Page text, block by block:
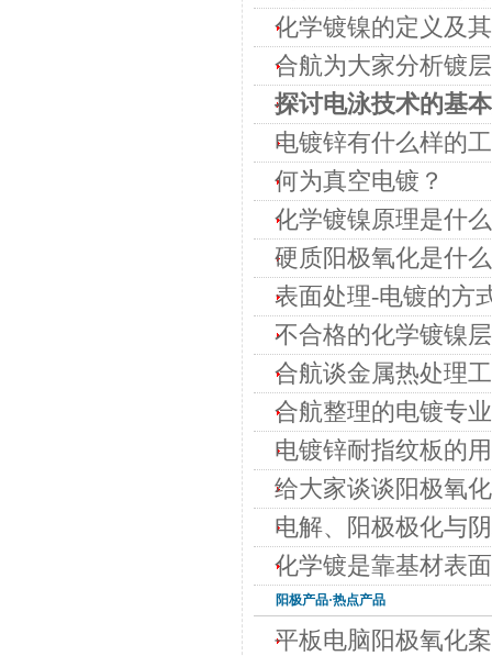
化学镀镍的定义及
合航为大家分析镀
探讨电泳技术的基
电镀锌有什么样的
何为真空电镀？
化学镀镍原理是什
硬质阳极氧化是什
表面处理-电镀的方
不合格的化学镀镍
合航谈金属热处理
合航整理的电镀专
电镀锌耐指纹板的
给大家谈谈阳极氧
电解、阳极极化与
化学镀是靠基材表
阳极产品·热点产品
平板电脑阳极氧化